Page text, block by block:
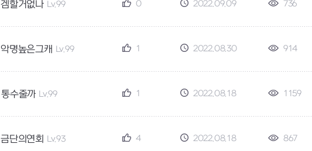
겜할거없나 Lv.99 0 2022.09.09 736
악명높은그캐 Lv.99 1 2022.08.30 914
통수줄까 Lv.99 1 2022.08.18 1159
금단의연회 Lv.93 4 2022.08.18 867